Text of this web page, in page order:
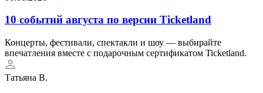
10 событий августа по версии Ticketland
Концерты, фестивали, спектакли и шоу — выбирайте
впечатления вместе с подарочным сертификатом Ticketland.
Татьяна В.